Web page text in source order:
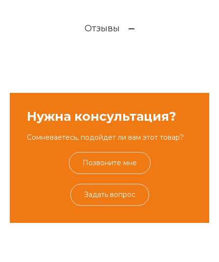
Отзывы
Нужна консультация?
Сомневаетесь, подойдет ли вам этот товар?
Позвоните мне
Задать вопрос